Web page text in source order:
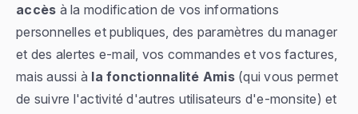
accès à la modification de vos informations
personnelles et publiques, des paramètres du manager
et des alertes e-mail, vos commandes et vos factures,
mais aussi à la fonctionnalité Amis(qui vous permet
de suivre l'activité d'autres utilisateurs d'e-monsite) et